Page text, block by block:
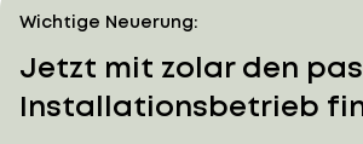
Wichtige Neuerung:
Jetzt mit zolar den
Installationsbetrieb